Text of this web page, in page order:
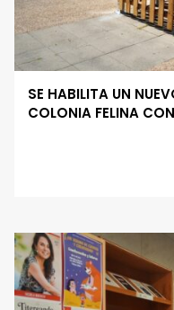
SE HABILITA UN
COLONIA FELINA